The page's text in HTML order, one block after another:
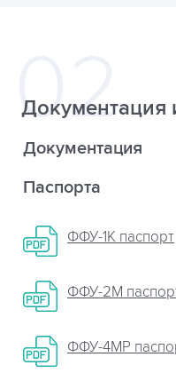
Документация
Документация
Паспорта
ФФУ-1К паспорт
ФФУ-2М
ФФУ-4МР